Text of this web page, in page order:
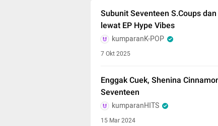
Subunit Seventeen S.Coups
lewat EP Hype Vibes
kumparanK-POP
7 Okt 2025
Enggak Cuek, Shenina
Seventeen
kumparanHITS
15 Mar 2024